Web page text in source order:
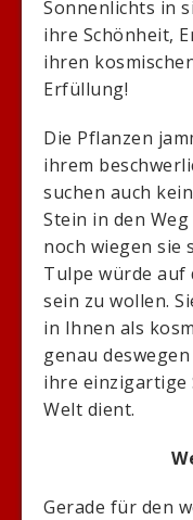
Sonnenlichts in
ihre Schönheit,
ihren
Erfüllung!
Die Pflanzen
ihrem
suchen auch
Stein in den
noch wiegen sie
Tulpe würde auf
sein zu wollen.
in Ihnen als
genau
ihre einzigartige
Welt dient.
Gerade für den